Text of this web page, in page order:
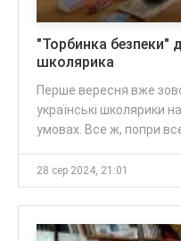
"Торбинка безпеки"
школярика
Перше вересня вже
українські школярики
умовах. Все ж, попри
28 сер 2024, 21:01